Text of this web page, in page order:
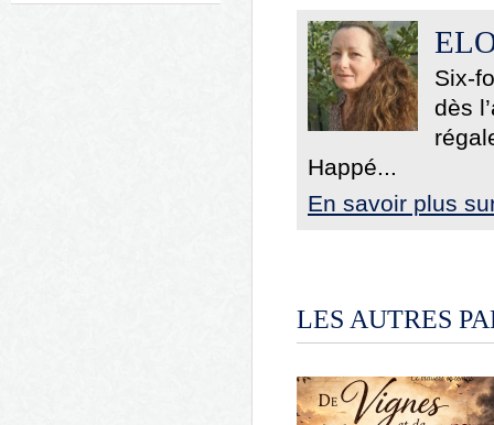
Six-
dès
Happé...
En savoir plus
LES AUTRES